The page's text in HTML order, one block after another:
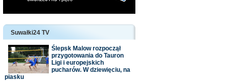
Suwałki24 TV
Ślepsk Malow rozpoczął
przygotowania do Tauron
Ligi i europejskich
pucharów. W dziewięciu, na
piasku